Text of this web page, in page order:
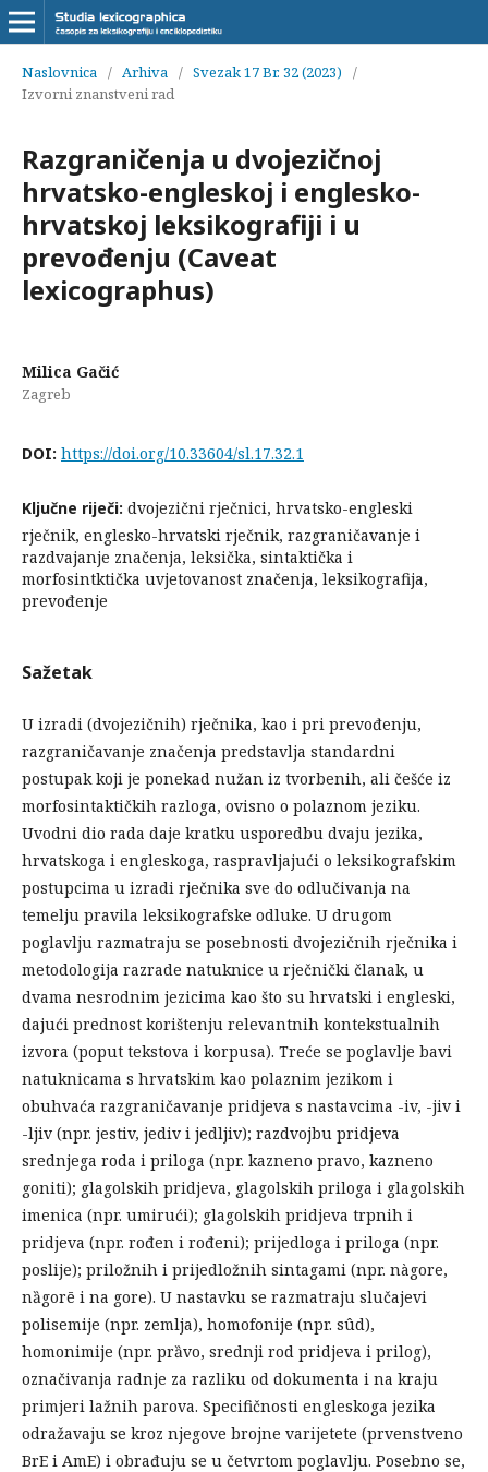
Naslovnica / Arhiva / Svezak 17 Br. 32 (2023)
/
Izvorni znanstveni rad
Razgraničenja u dvojezičnoj
hrvatsko-engleskoj i englesko-
hrvatskoj leksikografiji i u
prevođenju (Caveat
lexicographus)
Milica Gačić
Zagreb
DOI: https://doi.org/10.33604/sl.17.32.1
Ključne riječi: dvojezični rječnici, hrvatsko-engleski
rječnik, englesko-hrvatski rječnik, razgraničavanje i
razdvajanje značenja, leksička, sintaktička i
morfosintktička uvjetovanost značenja, leksikografija,
prevođenje
Sažetak
U izradi (dvojezičnih) rječnika, kao i pri prevođenju,
razgraničavanje značenja predstavlja standardni
postupak koji je ponekad nužan iz tvorbenih, ali češće iz
morfosintaktičkih razloga, ovisno o polaznom jeziku.
Uvodni dio rada daje kratku usporedbu dvaju jezika,
hrvatskoga i engleskoga, raspravljajući o leksikografskim
postupcima u izradi rječnika sve do odlučivanja na
temelju pravila leksikografske odluke. U drugom
poglavlju razmatraju se posebnosti dvojezičnih rječnika i
metodologija razrade natuknice u rječnički članak, u
dvama nesrodnim jezicima kao što su hrvatski i engleski,
dajući prednost korištenju relevantnih kontekstualnih
izvora (poput tekstova i korpusa). Treće se poglavlje bavi
natuknicama s hrvatskim kao polaznim jezikom i
obuhvaća razgraničavanje pridjeva s nastavcima -iv, -jiv i
-ljiv (npr. jestiv, jediv i jedljiv); razdvojbu pridjeva
srednjega roda i priloga (npr. kazneno pravo, kazneno
goniti); glagolskih pridjeva, glagolskih priloga i glagolskih
imenica (npr. umirući); glagolskih pridjeva trpnih i
pridjeva (npr. rođen i rođeni); prijedloga i priloga (npr.
poslije); priložnih i prijedložnih sintagami (npr. nàgore,
nȁgorē i na gore). U nastavku se razmatraju slučajevi
polisemije (npr. zemlja), homofonije (npr. sûd),
homonimije (npr. prȁvo, srednji rod pridjeva i prilog),
označivanja radnje za razliku od dokumenta i na kraju
primjeri lažnih parova. Specifičnosti engleskoga jezika
odražavaju se kroz njegove brojne varijetete (prvenstveno
BrE i AmE) i obrađuju se u četvrtom poglavlju. Posebno se,